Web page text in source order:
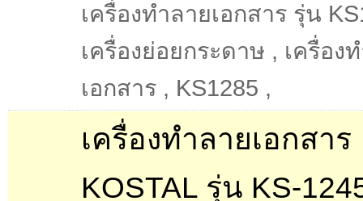
เครื่องทำลายเอกสาร รุ่น
เครื่องย่อยกระดาษ , เครื่อง
เอกสาร , KS1285 ,
เครื่องทำลายเอกสาร
KOSTAL รุ่น KS-